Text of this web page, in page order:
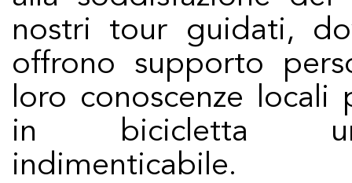
nostri tour guidati,
offrono supporto
loro conoscenze locali
in bicicletta
indimenticabile.